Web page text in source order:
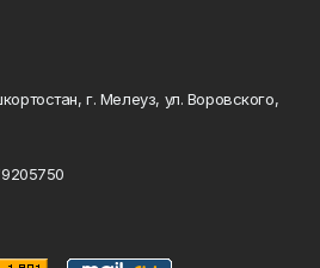
г. Мелеуз, ул. Воровского,